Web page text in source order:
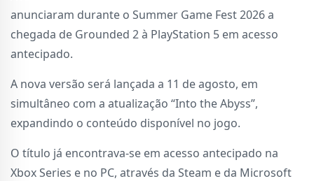
anunciaram durante o Summer Game Fest 2026 a
chegada de Grounded 2 à PlayStation 5 em acesso
antecipado.
A nova versão será lançada a 11 de agosto, em
simultâneo com a atualização “Into the Abyss”,
expandindo o conteúdo disponível no jogo.
O título já encontrava-se em acesso antecipado na
Xbox Series e no PC, através da Steam e da Microsoft